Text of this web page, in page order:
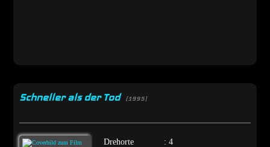
Schneller als der Tod [1995]
Drehorte
: 4